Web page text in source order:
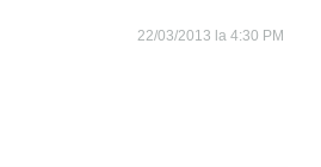
22/03/2013 la 4:30 PM